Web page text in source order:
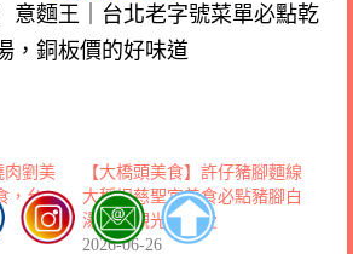
意麵王｜台北老字號菜單必點乾
，銅板價的好味道
肉劉美
，台
【大橋頭美食】許仔豬腳麵線
大稻埕慈聖宮美食必點豬腳白
湯，連觀光客都愛
2026-06-26